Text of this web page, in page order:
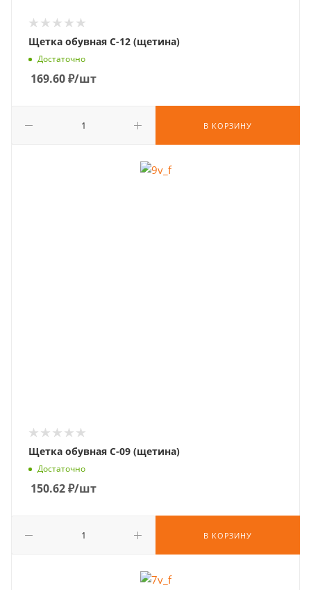
Щетка обувная С-12 (щетина)
Достаточно
169.60₽/шт
В КОРЗИНУ
Щетка обувная С-09 (щетина)
Достаточно
150.62₽/шт
В КОРЗИНУ